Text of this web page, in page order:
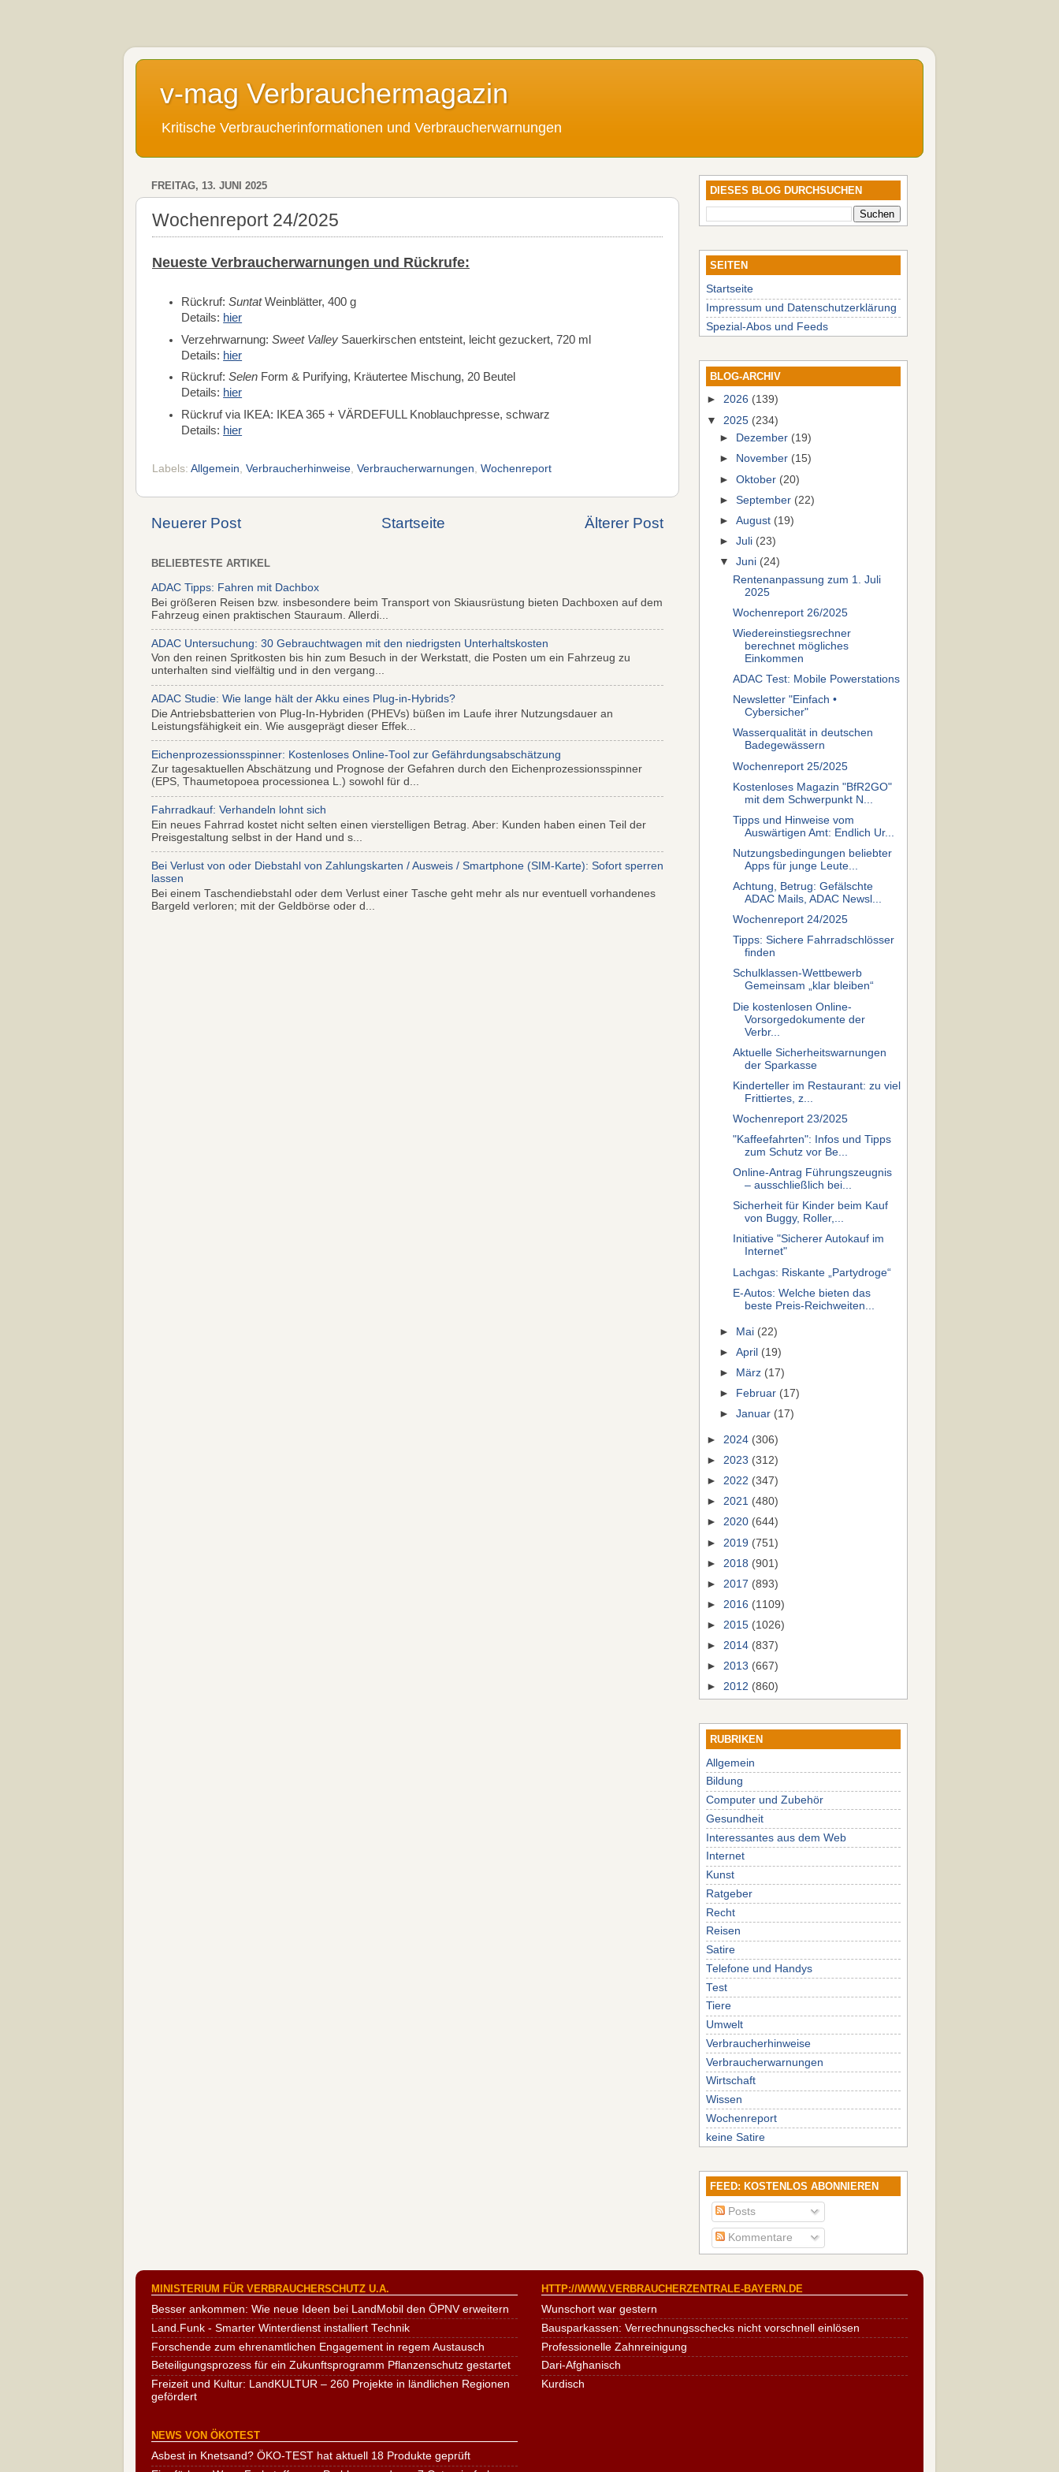
v-mag Verbrauchermagazin
Kritische Verbraucherinformationen und Verbraucherwarnungen
FREITAG, 13. JUNI 2025
Wochenreport 24/2025
Neueste Verbraucherwarnungen und Rückrufe:
Rückruf:SuntatWeinblätter, 400 g
Details: hier
Verzehrwarnung:Sweet Valley Sauerkirschen entsteint, leicht gezuckert, 720 ml
Details: hier
Rückruf:Selen Form & Purifying, Kräutertee Mischung, 20 Beutel
Details: hier
Rückruf via IKEA: IKEA 365 + VÄRDEFULL Knoblauchpresse, schwarz
Details: hier
Labels: Allgemein, Verbraucherhinweise, Verbraucherwarnungen, Wochenreport
Neuerer Post Älterer Post
Startseite
BELIEBTESTE ARTIKEL
ADAC Tipps: Fahren mit Dachbox
Bei größeren Reisen bzw. insbesondere beim Transport von Skiausrüstung bieten Dachboxen auf dem
Fahrzeug einen praktischen Stauraum. Allerdi...
ADAC Untersuchung: 30 Gebrauchtwagen mit den niedrigsten Unterhaltskosten
Von den reinen Spritkosten bis hin zum Besuch in der Werkstatt, die Posten um ein Fahrzeug zu
unterhalten sind vielfältig und in den vergang...
ADAC Studie: Wie lange hält der Akku eines Plug-in-Hybrids?
Die Antriebsbatterien von Plug-In-Hybriden (PHEVs) büßen im Laufe ihrer Nutzungsdauer an
Leistungsfähigkeit ein. Wie ausgeprägt dieser Effek...
Eichenprozessionsspinner: Kostenloses Online-Tool zur Gefährdungsabschätzung
Zur tagesaktuellen Abschätzung und Prognose der Gefahren durch den Eichenprozessionsspinner
(EPS, Thaumetopoea processionea L.) sowohl für d...
Fahrradkauf: Verhandeln lohnt sich
Ein neues Fahrrad kostet nicht selten einen vierstelligen Betrag. Aber: Kunden haben einen Teil der
Preisgestaltung selbst in der Hand und s...
Bei Verlust von oder Diebstahl von Zahlungskarten / Ausweis / Smartphone (SIM-Karte): Sofort sperren
lassen
Bei einem Taschendiebstahl oder dem Verlust einer Tasche geht mehr als nur eventuell vorhandenes
Bargeld verloren; mit der Geldbörse oder d...
DIESES BLOG DURCHSUCHEN
SEITEN
Startseite
Impressum und Datenschutzerklärung
Spezial-Abos und Feeds
BLOG-ARCHIV
► 2026 (139)
▼ 2025 (234)
►
Dezember (19)
►
November (15)
►Oktober (20)
►September (22)
►August (19)
►Juli (23)
▼Juni (24)
Rentenanpassung zum 1. Juli
2025
Wochenreport 26/2025
Wiedereinstiegsrechner
berechnet mögliches
Einkommen
ADAC Test: Mobile Powerstations
Newsletter "Einfach •
Cybersicher"
Wasserqualität in deutschen
Badegewässern
Wochenreport 25/2025
Kostenloses Magazin "BfR2GO"
mit dem Schwerpunkt N...
Tipps und Hinweise vom
Auswärtigen Amt: Endlich Ur...
Nutzungsbedingungen beliebter
Apps für junge Leute...
Achtung, Betrug: Gefälschte
ADAC Mails, ADAC Newsl...
Wochenreport 24/2025
Tipps: Sichere Fahrradschlösser
finden
Schulklassen-Wettbewerb
Gemeinsam „klar bleiben“
Die kostenlosen Online-
Vorsorgedokumente der
Verbr...
Aktuelle Sicherheitswarnungen
der Sparkasse
Kinderteller im Restaurant: zu viel
Frittiertes, z...
Wochenreport 23/2025
"Kaffeefahrten": Infos und Tipps
zum Schutz vor Be...
Online-Antrag Führungszeugnis
– ausschließlich bei...
Sicherheit für Kinder beim Kauf
von Buggy, Roller,...
Initiative "Sicherer Autokauf im
Internet"
Lachgas: Riskante „Partydroge“
E-Autos: Welche bieten das
beste Preis-Reichweiten...
► Mai (22)
►April (19)
►
März (17)
►
Februar (17)
►Januar (17)
► 2024 (306)
► 2023 (312)
► 2022 (347)
► 2021 (480)
► 2020 (644)
► 2019 (751)
► 2018 (901)
► 2017 (893)
► 2016 (1109)
► 2015 (1026)
► 2014 (837)
► 2013 (667)
► 2012 (860)
RUBRIKEN
Allgemein
Bildung
Computer und Zubehör
Gesundheit
Interessantes aus dem Web
Internet
Kunst
Ratgeber
Recht
Reisen
Satire
Telefone und Handys
Test
Tiere
Umwelt
Verbraucherhinweise
Verbraucherwarnungen
Wirtschaft
Wissen
Wochenreport
keine Satire
FEED: KOSTENLOS ABONNIEREN
Posts
Kommentare
MINISTERIUM FÜR VERBRAUCHERSCHUTZ U.A.
Besser ankommen: Wie neue Ideen bei LandMobil den ÖPNV erweitern
Land.Funk - Smarter Winterdienst installiert Technik
Forschende zum ehrenamtlichen Engagement in regem Austausch
Beteiligungsprozess für ein Zukunftsprogramm Pflanzenschutz gestartet
Freizeit und Kultur: LandKULTUR – 260 Projekte in ländlichen Regionen
gefördert
NEWS VON ÖKOTEST
Asbest in Knetsand? ÖKO-TEST hat aktuell 18 Produkte geprüft
HTTP://WWW.VERBRAUCHERZENTRALE-BAYERN.DE
Wunschort war gestern
Bausparkassen: Verrechnungsschecks nicht vorschnell einlösen
Professionelle Zahnreinigung
Dari-Afghanisch
Kurdisch